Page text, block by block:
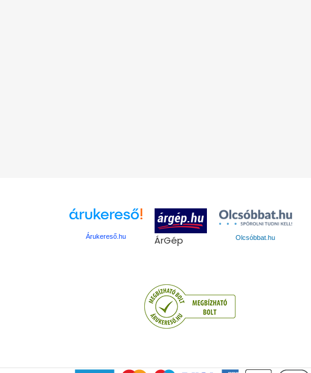
Árukereső.hu ÁrGép Olcsóbbat.hu